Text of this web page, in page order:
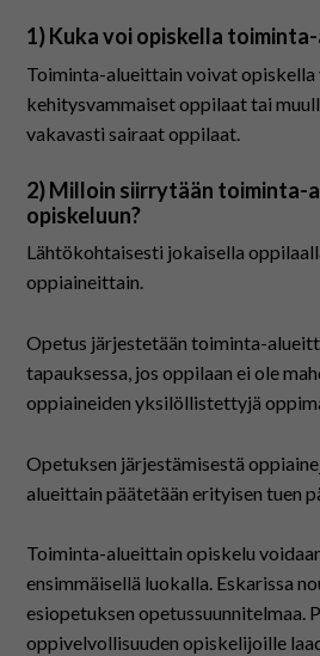
1) Kuka voi opiskella
Toiminta-alueittain voivat opiskella
kehitysvammaiset oppilaat tai
vakavasti sairaat oppilaat.
2) Milloin siirrytään toiminta-
opiskeluun?
Lähtökohtaisesti jokaisella
oppiaineittain.
Opetus järjestetään toiminta-
tapauksessa, jos oppilaan ei ole
oppiaineiden yksilöllistettyjä
Opetuksen järjestämisestä
alueittain päätetään erityisen tuen
Toiminta-alueittain opiskelu
ensimmäisellä luokalla. Eskarissa
esiopetuksen opetussuunnitelmaa.
oppivelvollisuuden opiskelijoille